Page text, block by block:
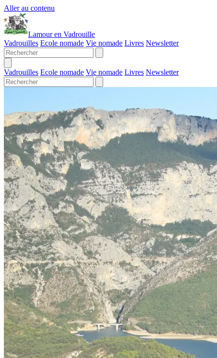
Aller au contenu
Lamour en Vadrouille
Vadrouilles Ecole nomade Vie nomade Livres Newsletter
Vadrouilles Ecole nomade Vie nomade Livres Newsletter